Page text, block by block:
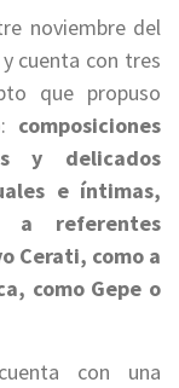
noviembre del
cuenta con tres
que propuso
composiciones
y delicados
e íntimas,
a referentes
Cerati, como a
como Gepe o
con una